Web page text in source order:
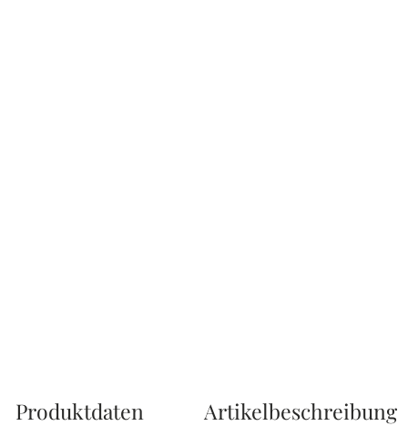
Produktdaten Artikelbeschreibung